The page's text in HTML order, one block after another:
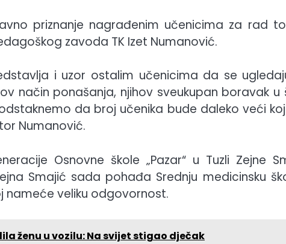
priznanje nagrađenim učenicima za rad
zavoda TK Izet Numanović.
i uzor ostalim učenicima da se
način ponašanja, njihov sveukupan boravak u
da broj učenika bude daleko veći
Numanović.
Osnovne škole „Pazar“ u Tuzli Zejne
Smajić sada pohađa Srednju medicinsku
nameće veliku odgovornost.
ženu u vozilu: Na svijet stigao dječak